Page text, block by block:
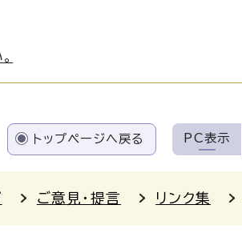
トップページへ戻る PC表示
ご意見・提言 リンク集